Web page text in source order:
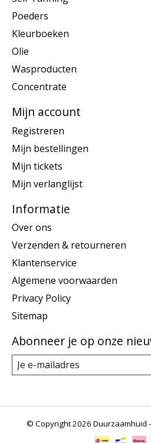
Poeders
Kleurboeken
Olie
Wasproducten
Concentrate
Mijn account
Registreren
Mijn bestellingen
Mijn tickets
Mijn verlanglijst
Informatie
Over ons
Verzenden & retourneren
Klantenservice
Algemene voorwaarden
Privacy Policy
Sitemap
Abonneer je op onze
© Copyright 2026 Duurzaamhuid